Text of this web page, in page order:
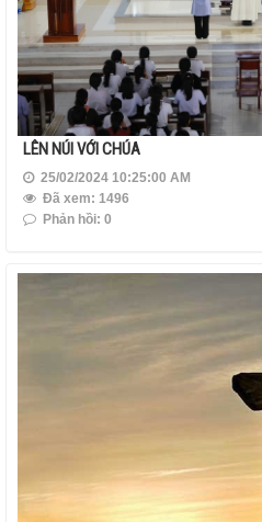
LÊN NÚI VỚI CHÚA
25/02/2024 10:25:00 AM
Đã xem: 1496
Phản hồi: 0